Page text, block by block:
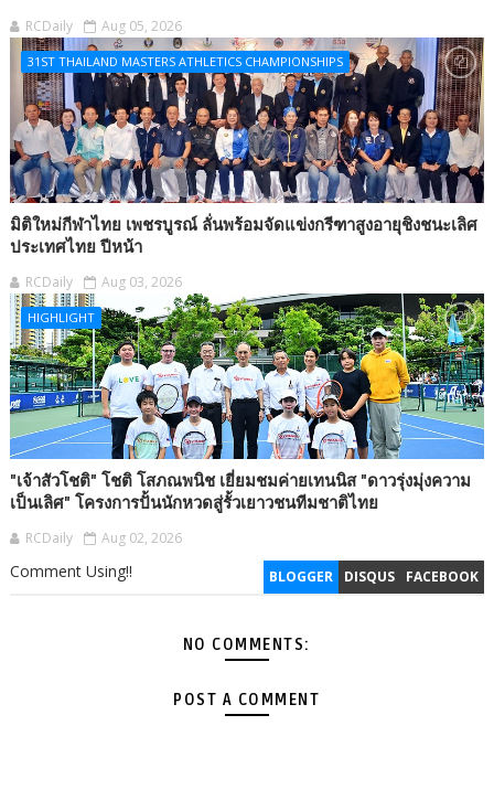
RCDaily Aug 05, 2026
31ST THAILAND MASTERS ATHLETICS CHAMPIONSHIPS
มิติใหม่กีฬาไทย เพชรบูรณ์ ลั่นพร้อมจัดแข่งกรีฑาสูงอายุชิงชนะเลิศ
ประเทศไทย ปีหน้า
RCDaily Aug 03, 2026
HIGHLIGHT
"เจ้าสัวโชติ" โชติ โสภณพนิช เยี่ยมชมค่ายเทนนิส "ดาวรุ่งมุ่งความ
เป็นเลิศ" โครงการปั้นนักหวดสู่รั้วเยาวชนทีมชาติไทย
RCDaily Aug 02, 2026
BLOGGER DISQUS FACEBOOK
Comment Using!!
NO COMMENTS:
POST A COMMENT